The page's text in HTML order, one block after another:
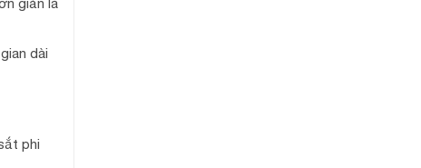
dài
phi